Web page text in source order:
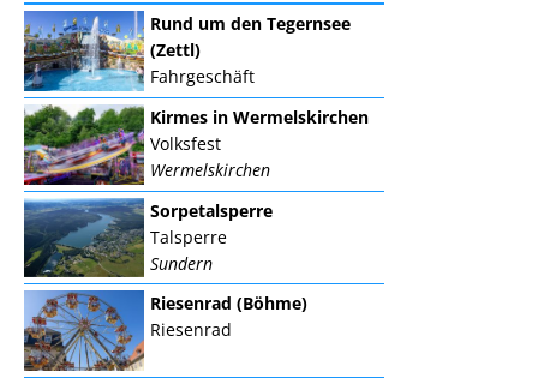
Rund um den Tegernsee
(Zettl)
Fahrgeschäft
Kirmes in Wermelskirchen
Volksfest
Wermelskirchen
Sorpetalsperre
Talsperre
Sundern
Riesenrad (Böhme)
Riesenrad